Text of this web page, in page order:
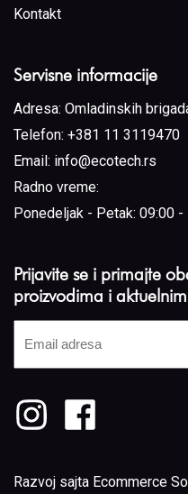
Kontakt
Servisne informacije
Adresa: Omladinskih
Telefon: +381 11 3119470
Email: info@ecotech.rs
Radno vreme:
Ponedeljak - Petak: 09:00 -
Prijavite se i primajte
proizvodima i
adresa
Razvoj sajta Ecommerce